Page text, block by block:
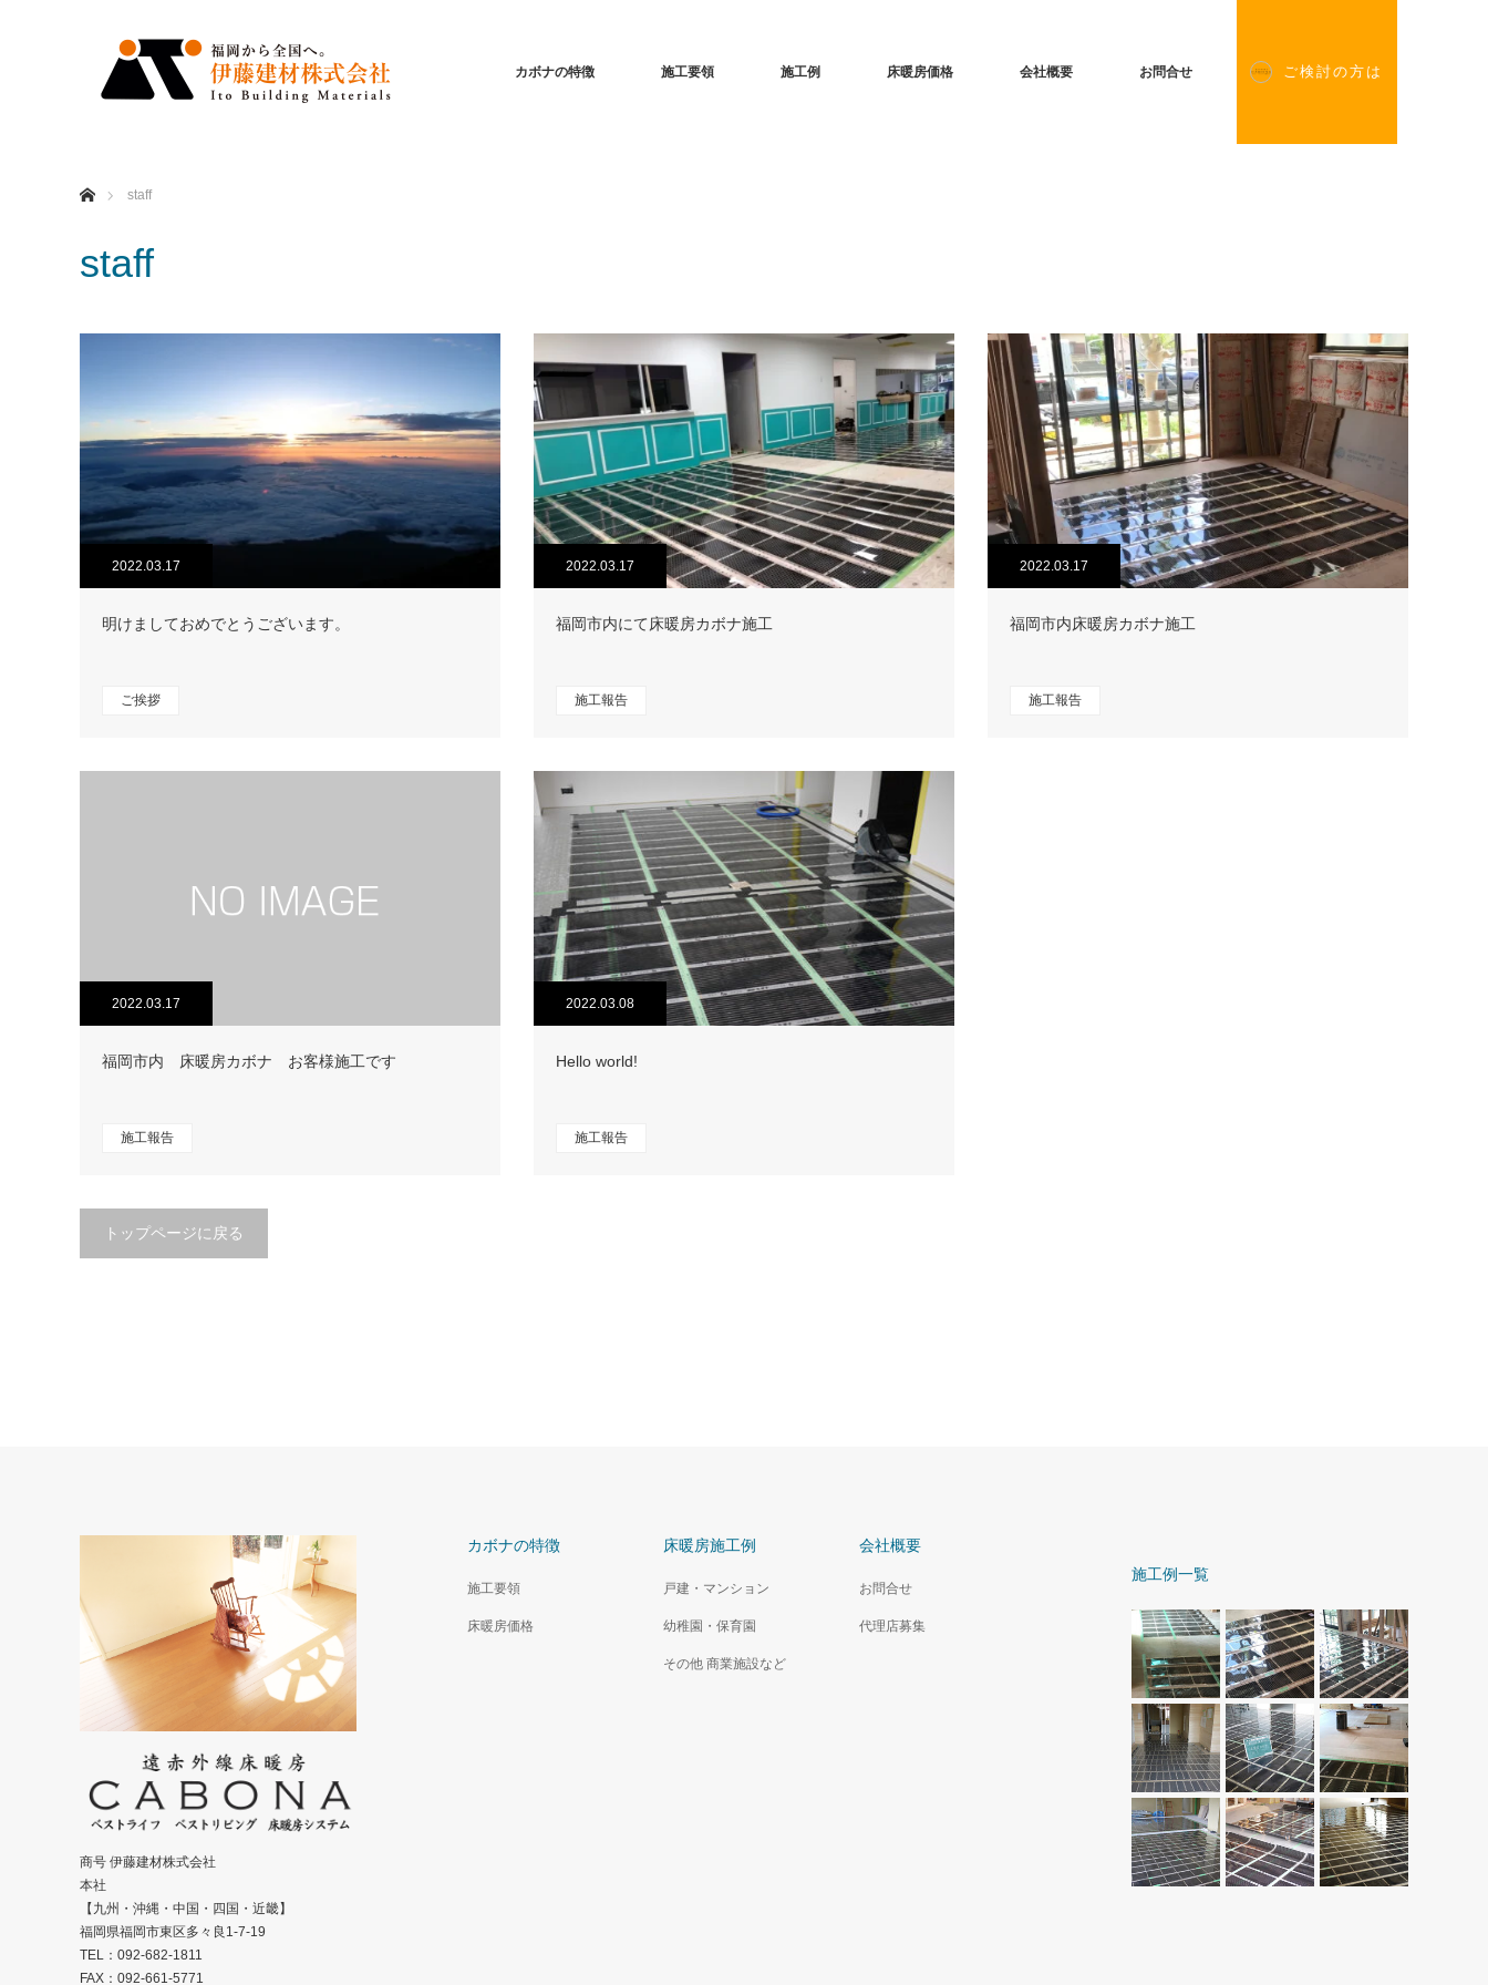
ご検討の方は
カボナの特徴 施工要領 施工例 床暖房価格 会社概要 お問合せ
staff
staff
2022.03.17
明けましておめでとうございます。
ご挨拶
2022.03.17
福岡市内にて床暖房カボナ施工
施工報告
2022.03.17
福岡市内床暖房カボナ施工
施工報告
2022.03.17
福岡市内 床暖房カボナ お客様施工です
施工報告
2022.03.08
Hello world!
施工報告
トップページに戻る
カボナの特徴
施工要領
床暖房価格
床暖房施工例
戸建・マンション
幼稚園・保育園
その他 商業施設など
会社概要
お問合せ
代理店募集
施工例一覧
商号 伊藤建材株式会社
本社
【九州・沖縄・中国・四国・近畿】
福岡県福岡市東区多々良1-7-19
TEL：092-682-1811
FAX：092-661-5771